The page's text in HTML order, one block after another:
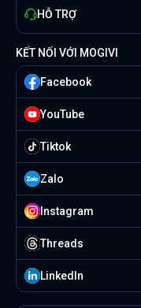
HỖ TRỢ
KẾT NỐI VỚI MOGIVI
Facebook
YouTube
Tiktok
Zalo
Instagram
Threads
Linkedln